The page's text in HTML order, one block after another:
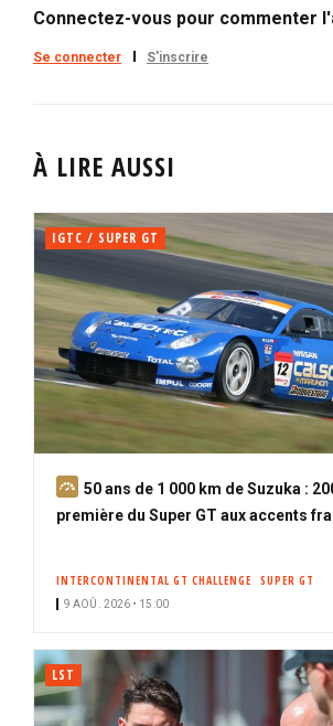
Connectez-vous pour commenter
Se connecter S'inscrire
À LIRE AUSSI
IGTC / SUPER GT
A
b
50 ans de 1 000 km de Suzuka :
première du Super GT aux accents
INTERCONTINENTAL GT CHALLENGE SUPER GT
9 AOÛ. 2026 • 15:00
LST